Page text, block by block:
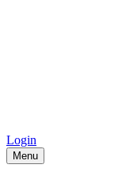
Login
Menu